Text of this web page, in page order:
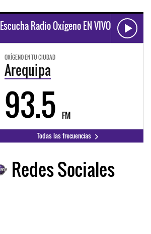
Escucha Radio Oxígeno EN VIVO
OXÍGENO EN TU CIUDAD
Arequipa
93.5 FM
Todas las frecuencias
Redes Sociales